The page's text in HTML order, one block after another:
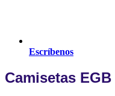
Escríbenos
Camisetas EGB